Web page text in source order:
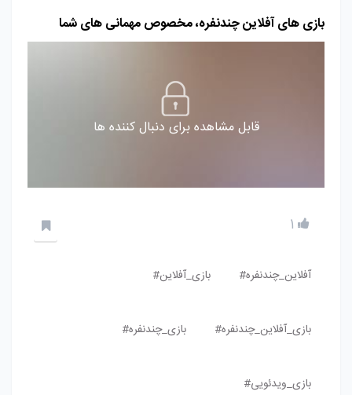
بازی های آفلاین چندنفره، مخصوص مهمانی های شما
قابل مشاهده برای دنبال کننده ها
1
آفلاین_چندنفره# بازی_آفلاین#
بازی_آفلاین_چندنفره# بازی_چندنفره#
بازی_ویدئویی#